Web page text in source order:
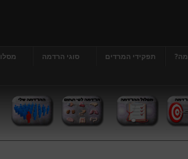
תפקידי המרדים סוגי הרדמה